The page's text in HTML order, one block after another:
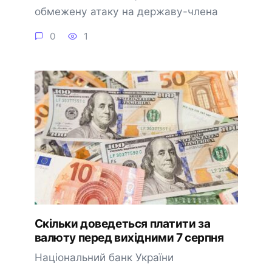
обмежену атаку на державу-члена
0 1
Скільки доведеться платити за
валюту перед вихідними 7 серпня
Національний банк України